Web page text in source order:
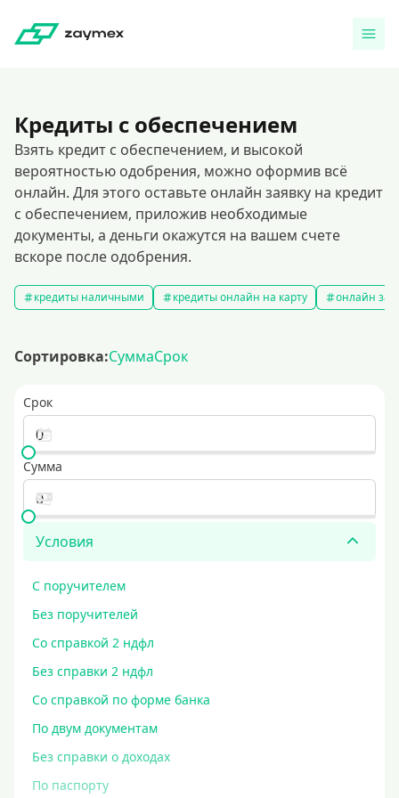
Кредиты с обеспечением
Взять кредит с обеспечением, и высокой
вероятностью одобрения, можно оформив всё
онлайн. Для этого оставьте онлайн заявку на кредит
с обеспечением, приложив необходимые
документы, а деньги окажутся на вашем счете
вскоре после одобрения.
кредиты наличными кредиты онлайн на карту онлайн
Сортировка:СуммаСрок
Срок
Сумма
Условия
С поручителем
Без поручителей
Со справкой 2 ндфл
Без справки 2 ндфл
Со справкой по форме банка
По двум документам
Без справки о доходах
По паспорту